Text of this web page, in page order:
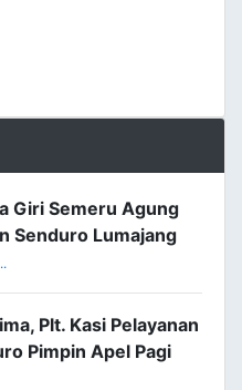
Giri Semeru Agung
Senduro Lumajang
Plt. Kasi Pelayanan
Pimpin Apel Pagi